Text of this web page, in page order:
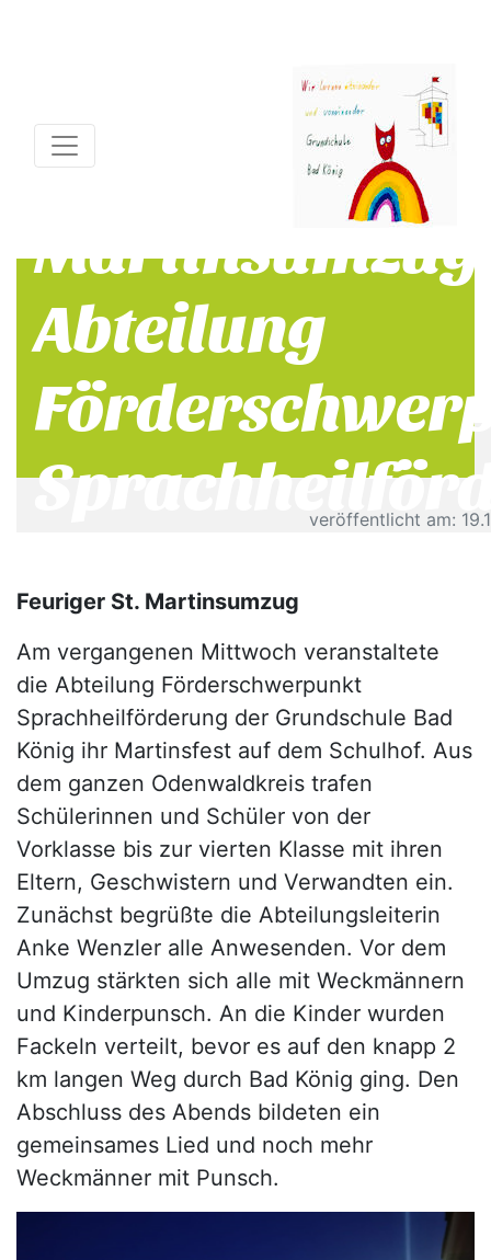
Abteilung
veröffentlicht am:
Feuriger St. Martinsumzug
Am vergangenen Mittwoch veranstaltete
die Abteilung Förderschwerpunkt
Sprachheilförderung der Grundschule Bad
König ihr Martinsfest auf dem Schulhof. Aus
dem ganzen Odenwaldkreis trafen
Schülerinnen und Schüler von der
Vorklasse bis zur vierten Klasse mit ihren
Eltern, Geschwistern und Verwandten ein.
Zunächst begrüßte die Abteilungsleiterin
Anke Wenzler alle Anwesenden. Vor dem
Umzug stärkten sich alle mit Weckmännern
und Kinderpunsch. An die Kinder wurden
Fackeln verteilt, bevor es auf den knapp 2
km langen Weg durch Bad König ging. Den
Abschluss des Abends bildeten ein
gemeinsames Lied und noch mehr
Weckmänner mit Punsch.